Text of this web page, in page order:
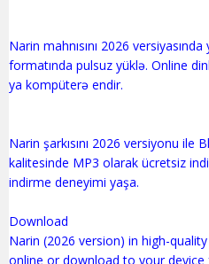
Narin mahnısını 2026
formatında pulsuz yüklə. Online
ya kompüterə endir.
Narin şarkısını 2026 versiyonu ile
kalitesinde MP3 olarak ücretsiz
indirme deneyimi yaşa.
Download
Narin (2026 version) in high-
online or download to your device